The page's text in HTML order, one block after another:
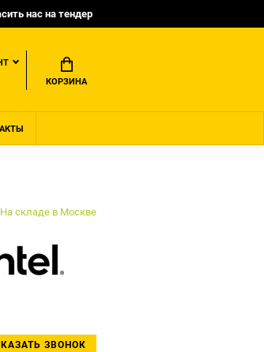
нас на тендер
КОРЗИНА
На складе в Москве
ЗВОНОК